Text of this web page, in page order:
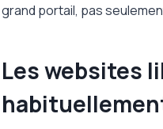
grand portail, pas
Les websites